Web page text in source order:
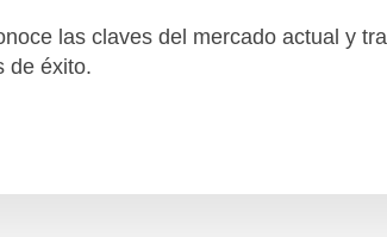
las claves del mercado actual y
de éxito.